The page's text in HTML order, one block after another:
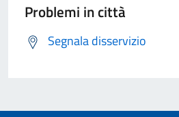
Problemi in città
Segnala disservizio